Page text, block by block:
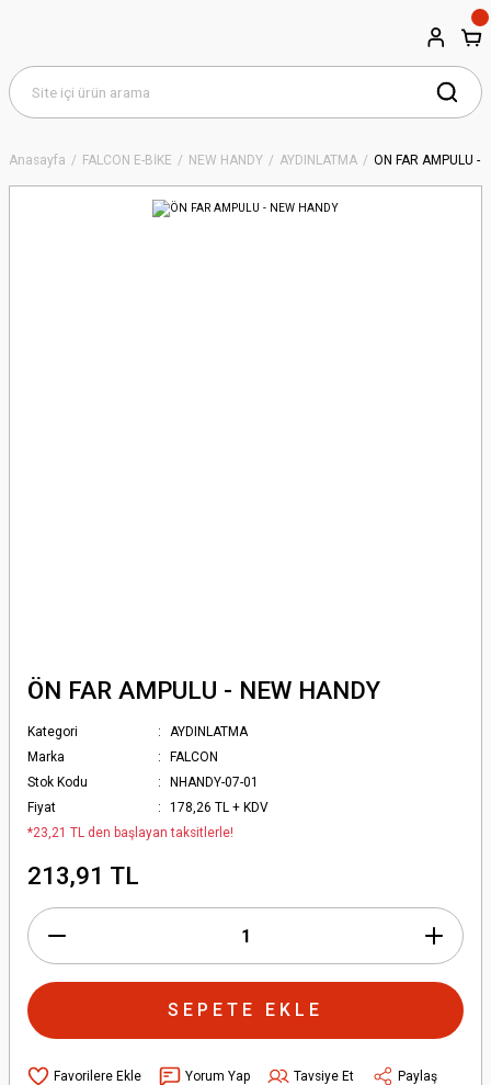
Anasayfa FALCON E-BİKE NEW HANDY AYDINLATMA ÖN FAR AMPULU -
ÖN FAR AMPULU - NEW HANDY
Kategori
AYDINLATMA
Marka
FALCON
Stok Kodu
NHANDY-07-01
Fiyat
178,26 TL + KDV
*23,21 TL den başlayan taksitlerle!
213,91 TL
SEPETE EKLE
Yorum Yap Tavsiye Et
Paylaş